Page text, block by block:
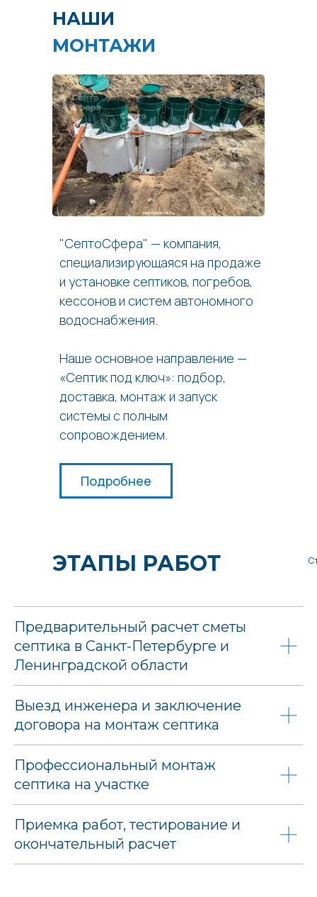
НАШИ
МОНТАЖИ
"СептоСфера" — компания,
специализирующаяся на продаже
и установке септиков, погребов,
кессонов и систем автономного
водоснабжения.
Наше основное направление —
«Септик под ключ»: подбор,
доставка, монтаж и запуск
системы с полным
сопровождением.
Подробнее
ЭТАПЫ РАБОТ
Предварительный расчет сметы
септика в Санкт-Петербурге и
Ленинградской области
Выезд инженера и заключение
договора на монтаж септика
Профессиональный монтаж
септика на участке
Приемка работ, тестирование и
окончательный расчет